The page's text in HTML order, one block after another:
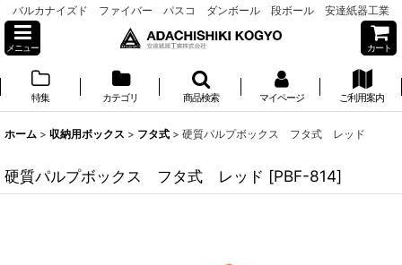
バルカナイズド ファイバー パスコ ダンボール 段ボール 安達紙器工業
メニュー カート
特集 カテゴリ 商品検索 マイページ ご利用案内
ホーム > 収納用ボックス > フタ式 > 硬質パルプボックス フタ式 レッド
硬質パルプボックス フタ式 レッド [PBF-814]